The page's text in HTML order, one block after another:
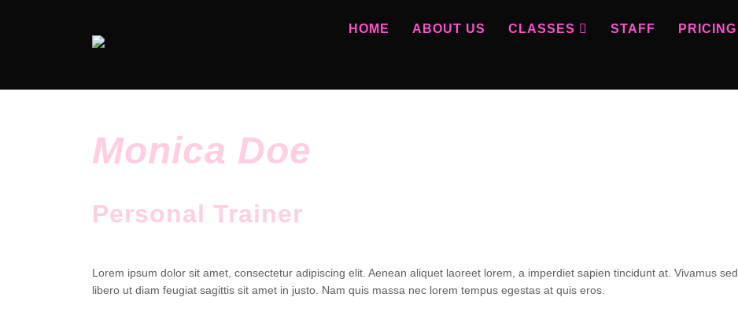
HOME ABOUT US CLASSES STAFF PRICING
Monica Doe
Personal Trainer
Lorem ipsum dolor sit amet, consectetur adipiscing elit. Aenean aliquet laoreet lorem, a imperdiet sapien tincidunt at. Vivamus sed
libero ut diam feugiat sagittis sit amet in justo. Nam quis massa nec lorem tempus egestas at quis eros.